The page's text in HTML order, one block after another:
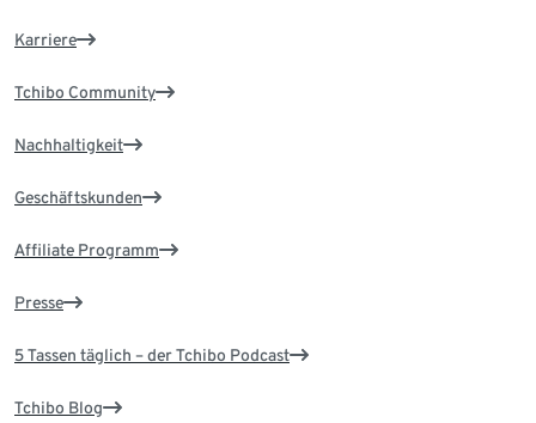
Karriere
Tchibo Community
Nachhaltigkeit
Geschäftskunden
Affiliate Programm
Presse
5 Tassen täglich – der Tchibo Podcast
Tchibo Blog